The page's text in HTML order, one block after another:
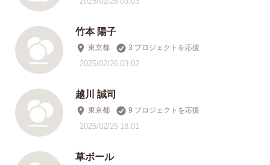
竹本 陽子
東京都 3 プロジェクトを応援
2025/02/26 03:02
越川 誠司
東京都 9 プロジェクトを応援
2025/02/25 18:01
草ボール